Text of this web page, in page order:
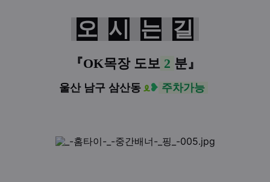
오 시 는 길
『OK목장 도보2 분』
울산 남구 삼산동ᦸ❥ 주차가능